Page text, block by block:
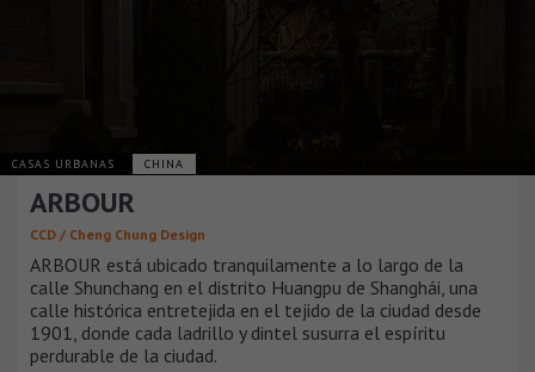
CASAS URBANAS CHINA
ARBOUR
CCD / Cheng Chung Design
ARBOUR está ubicado tranquilamente a lo largo de la
calle Shunchang en el distrito Huangpu de Shanghái, una
calle histórica entretejida en el tejido de la ciudad desde
1901, donde cada ladrillo y dintel susurra el espíritu
perdurable de la ciudad.